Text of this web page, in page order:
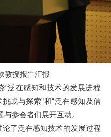
教授报告汇报
“泛在感知和技术的发展进程
战与探索”和“泛在感知及信
参会者们展开互动。
了泛在感知技术的发展过程